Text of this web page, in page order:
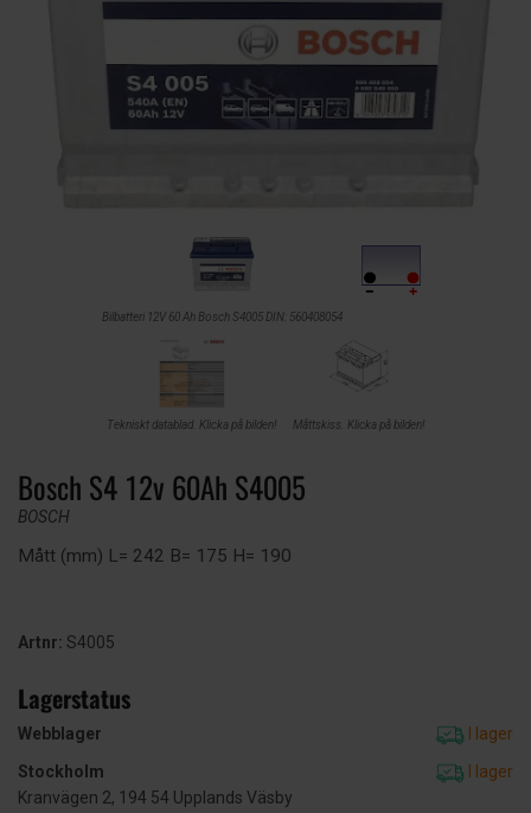
Bilbatteri 12V 60 Ah Bosch S4005 DIN: 560408054
Tekniskt datablad. Klicka på bilden! Måttskiss. Klicka på bilden!
Bosch S4 12v 60Ah S4005
BOSCH
Mått (mm) L= 242 B= 175 H= 190
Artnr: S4005
Lagerstatus
Webblager
I lager
Stockholm
I lager
Kranvägen 2, 194 54 Upplands Väsby